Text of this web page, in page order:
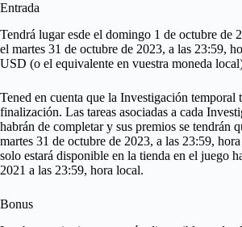
Entrada
Tendrá lugar esde el domingo 1 de octubre de
el martes 31 de octubre de 2023, a las 23:59,
USD (o el equivalente en vuestra moneda
Tened en cuenta que la Investigación temporal
finalización. Las tareas asociadas a cada
habrán de completar y sus premios se tendrán
martes 31 de octubre de 2023, a las 23:59,
solo estará disponible en la tienda en el juego
2021 a las 23:59, hora local.
Bonus